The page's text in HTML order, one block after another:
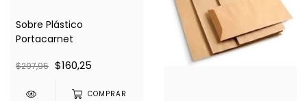
Sobre Plástico
Portacarnet
$297,95 $160,25
COMPRAR